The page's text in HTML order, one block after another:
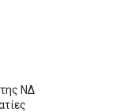
ΝΔ